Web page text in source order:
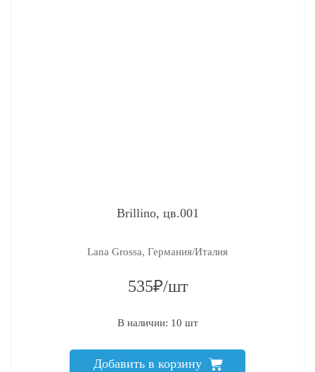
Brillino, цв.001
Lana Grossa, Германия/Италия
535₽/шт
В наличии: 10 шт
Добавить в корзину